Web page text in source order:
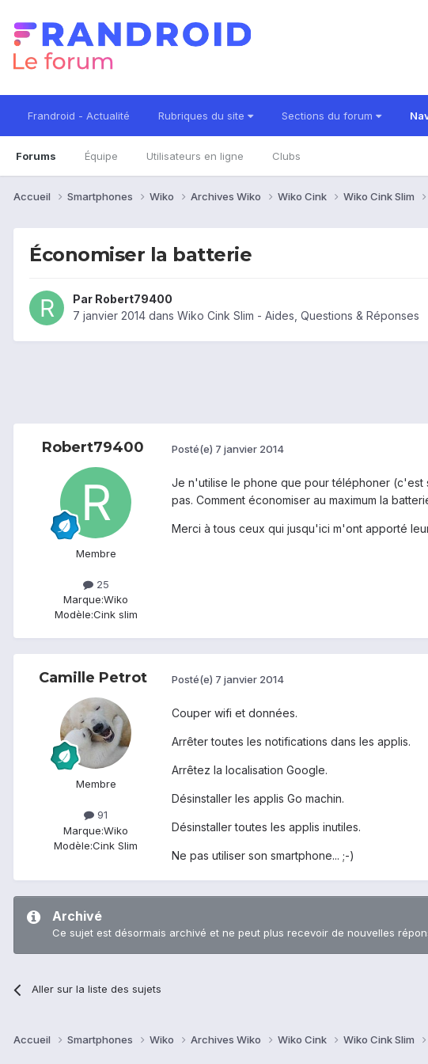
Frandroid - Actualité Rubriques du site Sections du forum
Forums Équipe Utilisateurs en ligne Clubs
Accueil Smartphones Wiko Archives Wiko Wiko Cink Wiko Cink Slim
Économiser la batterie
Par Robert79400
7 janvier 2014 dans Wiko Cink Slim - Aides, Questions & Réponses
Robert79400
Membre
25
Marque:Wiko
Modèle:Cink slim
Posté(e) 7 janvier 2014
Je n'utilise le phone que pour téléphoner
pas. Comment économiser au maximum la
Merci à tous ceux qui jusqu'ici m'ont apporté
Camille Petrot
Membre
91
Marque:Wiko
Modèle:Cink Slim
Posté(e) 7 janvier 2014
Couper wifi et données.
Arrêter toutes les notifications dans les applis.
Arrêtez la localisation Google.
Désinstaller les applis Go machin.
Désinstaller toutes les applis inutiles.
Ne pas utiliser son smartphone... ;-)
Archivé
Ce sujet est désormais archivé et ne peut plus recevoir de nouvelles
Aller sur la liste des sujets
Accueil Smartphones Wiko Archives Wiko Wiko Cink Wiko Cink Slim